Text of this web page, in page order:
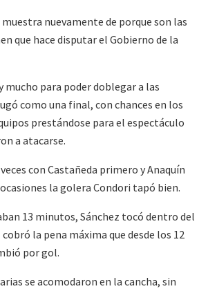
muestra nuevamente de porque son las
que hace disputar el Gobierno de la
mucho para poder doblegar a las
como una final, con chances en los
prestándose para el espectáculo
a atacarse.
con Castañeda primero y Anaquín
la golera Condori tapó bien.
13 minutos, Sánchez tocó dentro del
cobró la pena máxima que desde los 12
por gol.
se acomodaron en la cancha, sin